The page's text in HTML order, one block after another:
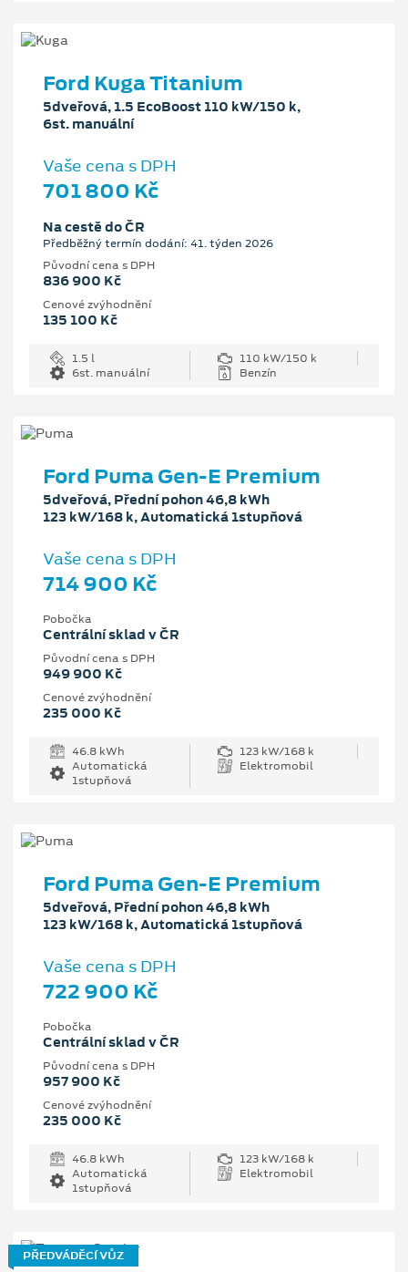
Ford Kuga Titanium
5dveřová, 1.5 EcoBoost 110 kW/150 k,
6st. manuální
Vaše cena s DPH
701 800 Kč
Na cestě do ČR
Předběžný termín dodání: 41. týden 2026
Původní cena s DPH
836 900 Kč
Cenové zvýhodnění
135 100 Kč
1.5 l
110 kW/150 k
6st. manuální
Benzín
Ford Puma Gen-E Premium
5dveřová, Přední pohon 46,8 kWh
123 kW/168 k, Automatická 1stupňová
Vaše cena s DPH
714 900 Kč
Pobočka
Centrální sklad v ČR
Původní cena s DPH
949 900 Kč
Cenové zvýhodnění
235 000 Kč
46.8 kWh
123 kW/168 k
Automatická
1stupňová
Elektromobil
Ford Puma Gen-E Premium
5dveřová, Přední pohon 46,8 kWh
123 kW/168 k, Automatická 1stupňová
Vaše cena s DPH
722 900 Kč
Pobočka
Centrální sklad v ČR
Původní cena s DPH
957 900 Kč
Cenové zvýhodnění
235 000 Kč
46.8 kWh
123 kW/168 k
Automatická
1stupňová
Elektromobil
PŘEDVÁDĚCÍ VŮZ